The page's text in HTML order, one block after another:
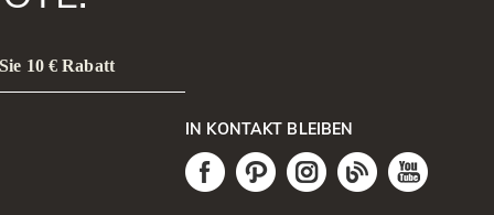
10 € Rabatt
IN KONTAKT BLEIBEN